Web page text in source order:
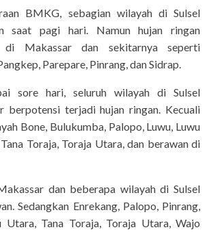
BMKG, sebagian wilayah di Sulsel
saat pagi hari. Namun hujan ringan
Makassar dan sekitarnya seperti
Parepare, Pinrang, dan Sidrap.
sore hari, seluruh wilayah di Sulsel
berpotensi terjadi hujan ringan. Kecuali
Bone, Bulukumba, Palopo, Luwu, Luwu
Toraja, Toraja Utara, dan berawan di
dan beberapa wilayah di Sulsel
Sedangkan Enrekang, Palopo, Pinrang,
Utara, Tana Toraja, Toraja Utara, Wajo